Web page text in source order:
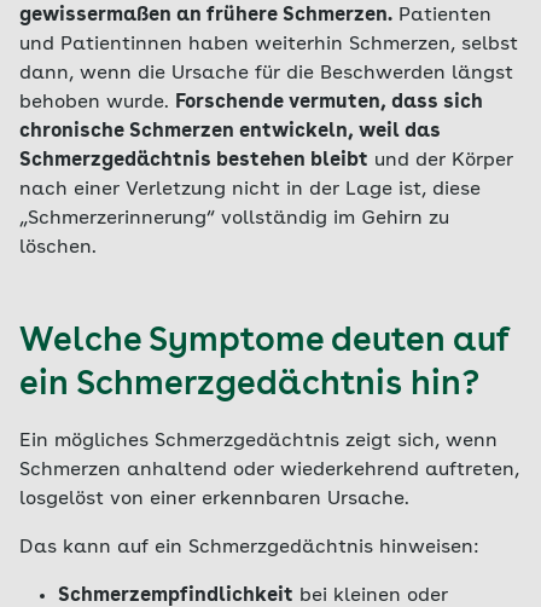
gewissermaßen an frühere Schmerzen. Patienten
und Patientinnen haben weiterhin Schmerzen, selbst
dann, wenn die Ursache für die Beschwerden längst
behoben wurde. Forschende vermuten, dass sich
chronische Schmerzen entwickeln, weil das
Schmerzgedächtnis bestehen bleibt und der Körper
nach einer Verletzung nicht in der Lage ist, diese
„Schmerzerinnerung“ vollständig im Gehirn zu
löschen.
Welche Symptome deuten auf
ein Schmerzgedächtnis hin?
Ein mögliches Schmerzgedächtnis zeigt sich, wenn
Schmerzen anhaltend oder wiederkehrend auftreten,
losgelöst von einer erkennbaren Ursache.
Das kann auf ein Schmerzgedächtnis hinweisen:
Schmerzempfindlichkeit bei kleinen oder